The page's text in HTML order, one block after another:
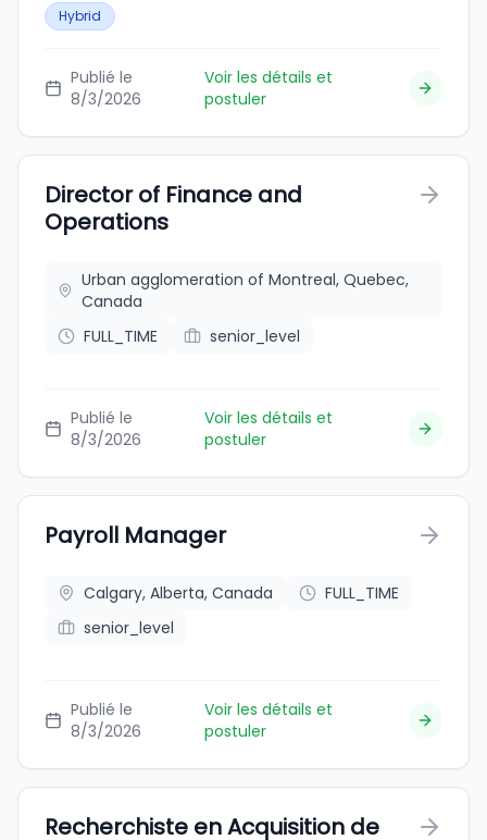
Hybrid
Publié le
8/3/2026
Voir les détails et
postuler
Director of Finance and
Operations
Urban agglomeration of Montreal, Quebec,
Canada
FULL_TIME
senior_level
Publié le
8/3/2026
Voir les détails et
postuler
Payroll Manager
Calgary, Alberta, Canada
FULL_TIME
senior_level
Publié le
8/3/2026
Voir les détails et
postuler
Recherchiste en Acquisition de